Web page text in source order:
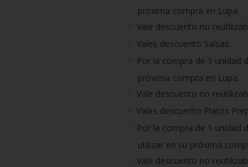
próxima compra en Lupa.
Vale descuento no
Vales descuento Salsas:
Por la compra de 1 unidad
próxima compra en Lupa.
Vale descuento no
Vales descuento Platos
Por la compra de 1 unidad
utilizar en su próxima
Vale descuento no